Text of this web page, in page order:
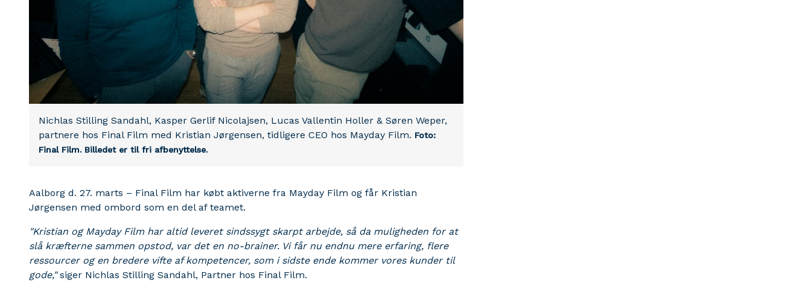
Nichlas Stilling Sandahl, Kasper Gerlif Nicolajsen, Lucas Vallentin Holler & Søren Weper,
partnere hos Final Film med Kristian Jørgensen, tidligere CEO hos Mayday Film. Foto:
Final Film. Billedet er til fri afbenyttelse.
Aalborg d. 27. marts – Final Film har købt aktiverne fra Mayday Film og får Kristian
Jørgensen med ombord som en del af teamet.
"Kristian og Mayday Film har altid leveret sindssygt skarpt arbejde, så da muligheden for at
slå kræfterne sammen opstod, var det en no-brainer. Vi får nu endnu mere erfaring, flere
ressourcer og en bredere vifte af kompetencer, som i sidste ende kommer vores kunder til
gode,"siger Nichlas Stilling Sandahl, Partner hos Final Film.